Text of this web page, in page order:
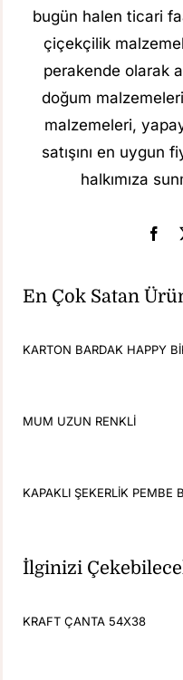
bugün halen ticari
çiçekçilik
perakende olarak
doğum
malzemeleri,
satışını en uygun
halkımıza
En Çok Satan
KARTON BARDAK HAPPY
MUM UZUN RENKLİ
KAPAKLI ŞEKERLİK PEMBE
İlginizi
KRAFT ÇANTA 54X38